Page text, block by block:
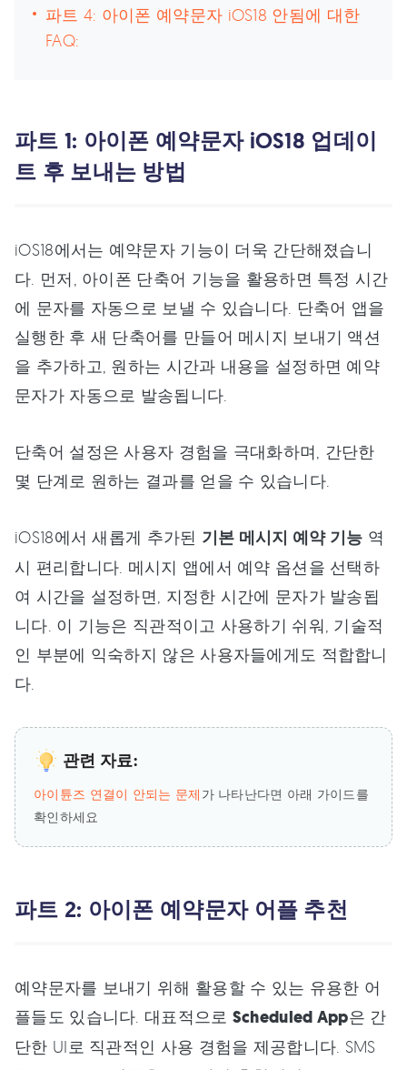
파트 4: 아이폰 예약문자 iOS18 안됨에 대한
FAQ:
파트 1: 아이폰 예약문자 iOS18 업데이
트 후 보내는 방법
iOS18에서는 예약문자 기능이 더욱 간단해졌습니
다. 먼저, 아이폰 단축어 기능을 활용하면 특정 시간
에 문자를 자동으로 보낼 수 있습니다. 단축어 앱을
실행한 후 새 단축어를 만들어 메시지 보내기 액션
을 추가하고, 원하는 시간과 내용을 설정하면 예약
문자가 자동으로 발송됩니다.
단축어 설정은 사용자 경험을 극대화하며, 간단한
몇 단계로 원하는 결과를 얻을 수 있습니다.
iOS18에서 새롭게 추가된 기본 메시지 예약 기능 역
시 편리합니다. 메시지 앱에서 예약 옵션을 선택하
여 시간을 설정하면, 지정한 시간에 문자가 발송됩
니다. 이 기능은 직관적이고 사용하기 쉬워, 기술적
인 부분에 익숙하지 않은 사용자들에게도 적합합니
다.
관련 자료:
아이튠즈 연결이 안되는 문제 가 나타난다면 아래 가이드를
확인하세요
파트 2: 아이폰 예약문자 어플 추천
예약문자를 보내기 위해 활용할 수 있는 유용한 어
플들도 있습니다. 대표적으로 Scheduled App은 간
단한 UI로 직관적인 사용 경험을 제공합니다. SMS